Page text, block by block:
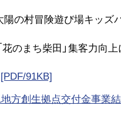
陽の村冒険遊び場キッ
花のまち柴田」集客力向
91KB]
方創生拠点交付金事業